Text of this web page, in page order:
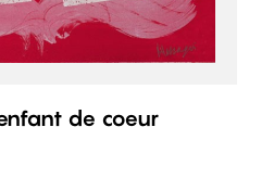
de coeur